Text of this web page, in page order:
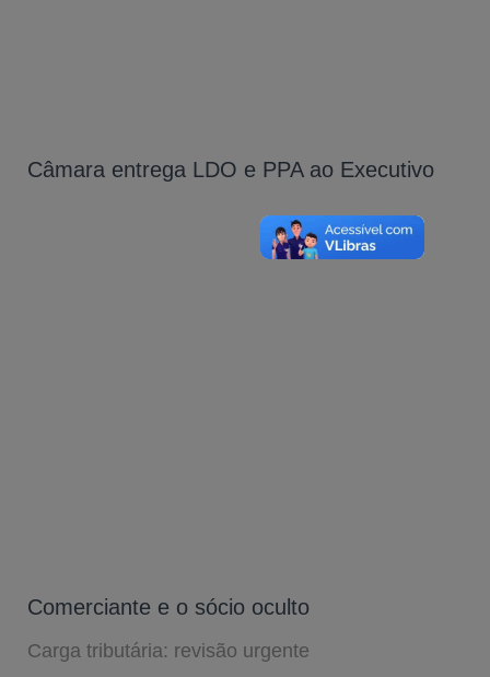
Câmara entrega LDO e PPA ao Executivo
Comerciante e o sócio oculto
Carga tributária: revisão urgente